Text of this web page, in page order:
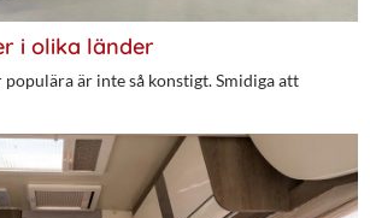
i olika länder
är inte så konstigt. Smidiga att